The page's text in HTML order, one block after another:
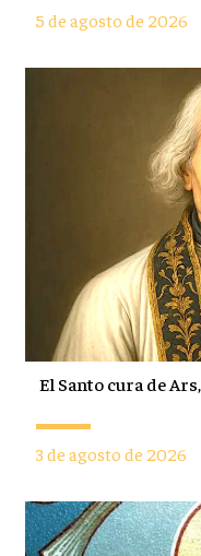
5 de agosto de 2026
El Santo cura de
3 de agosto de 2026